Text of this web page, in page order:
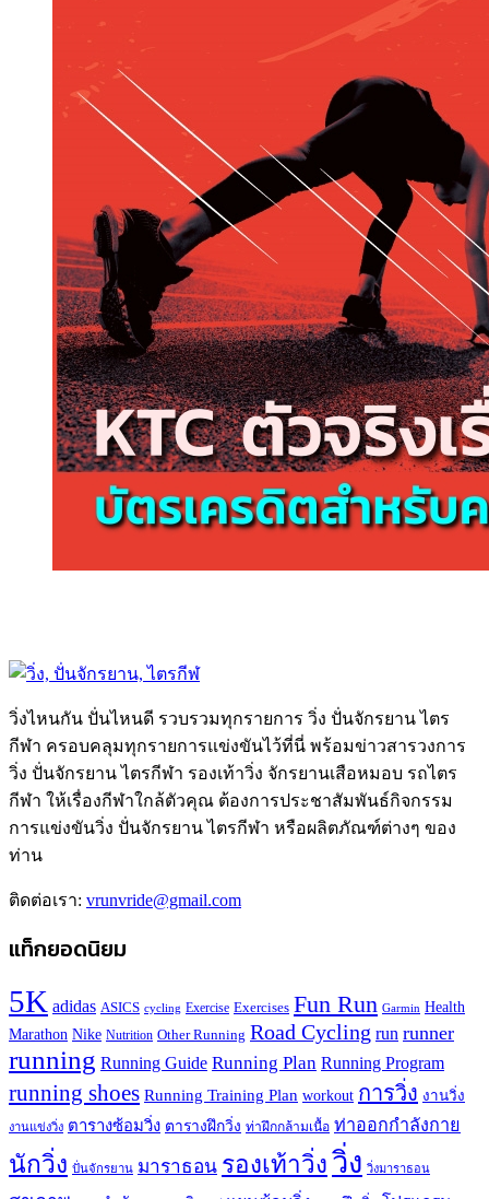
วิ่งไหนกัน ปั่นไหนดี รวบรวมทุกรายการ วิ่ง ปั่นจักรยาน ไตร
กีฬา ครอบคลุมทุกรายการแข่งขันไว้ที่นี่ พร้อมข่าวสารวงการ
วิ่ง ปั่นจักรยาน ไตรกีฬา รองเท้าวิ่ง จักรยานเสือหมอบ รถไตร
กีฬา ให้เรื่องกีฬาใกล้ตัวคุณ ต้องการประชาสัมพันธ์กิจกรรม
การแข่งขันวิ่ง ปั่นจักรยาน ไตรกีฬา หรือผลิตภัณฑ์ต่างๆ ของ
ท่าน
ติดต่อเรา: vrunvride@gmail.com
แท็กยอดนิยม
5K adidas ASICS cycling Exercise Exercises Fun Run Garmin Health
Marathon Nike Nutrition Other Running Road Cycling run runner
running Running Guide Running Plan Running Program
running shoes Running Training Plan workout การวิ่ง งานวิ่ง
งานแข่งวิ่ง ตารางซ้อมวิ่ง ตารางฝึกวิ่ง ท่าฝึกกล้ามเนื้อ ท่าออกกำลังกาย
นักวิ่ง ปั่นจักรยาน มาราธอน รองเท้าวิ่ง วิ่ง วิ่งมาราธอน